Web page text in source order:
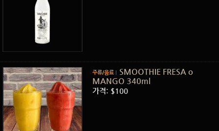
주류/음료
SMOOTHIE FRESA o
MANGO 340ml
가격: $100